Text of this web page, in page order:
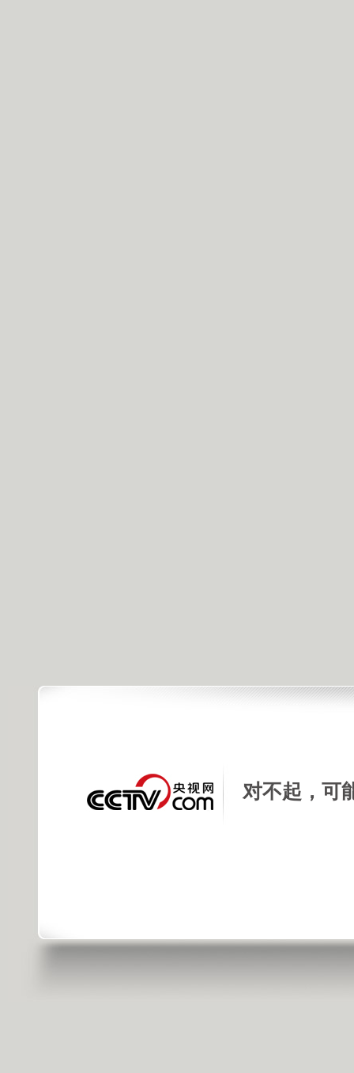
[感动中国
对不起，可